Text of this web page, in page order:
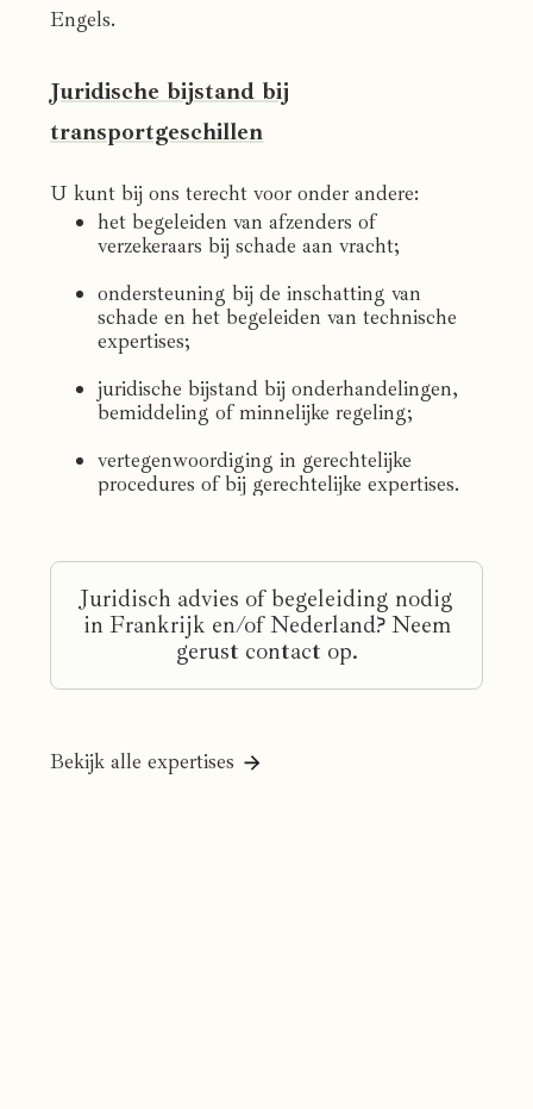
Engels.
Juridische bijstand bij
transportgeschillen
U kunt bij ons terecht voor onder andere:
het begeleiden van afzenders of
verzekeraars bij schade aan vracht;
ondersteuning bij de inschatting van
schade en het begeleiden van technische
expertises;
juridische bijstand bij onderhandelingen,
bemiddeling of minnelijke regeling;
vertegenwoordiging in gerechtelijke
procedures of bij gerechtelijke expertises.
Juridisch advies of begeleiding nodig
in Frankrijk en/of Nederland? Neem
gerust contact op.
Bekijk alle expertises